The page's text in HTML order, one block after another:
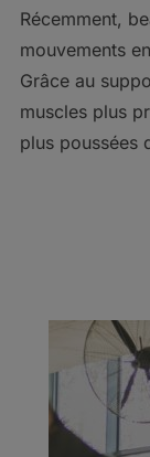
Récemment,
mouvements
Grâce au
muscles plus
plus poussées